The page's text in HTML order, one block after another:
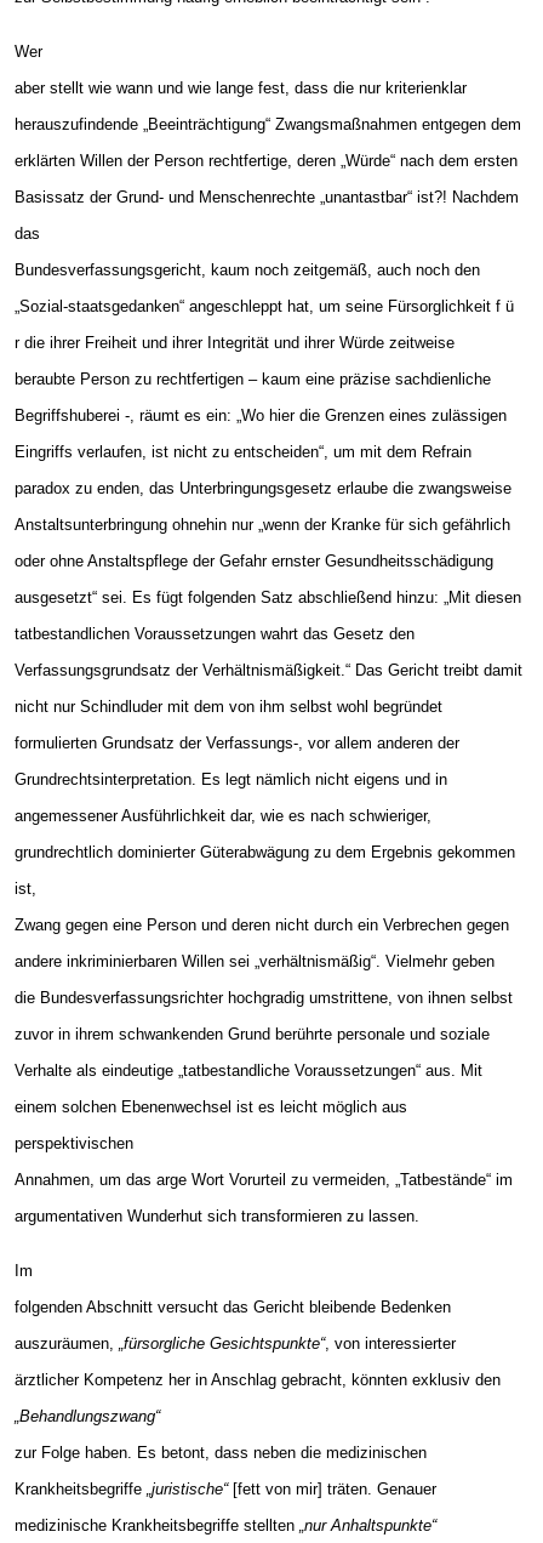
Wer
aber stellt wie wann und wie lange fest, dass die nur kriterienklar
herauszufindende „Beeinträchtigung“ Zwangsmaßnahmen entgegen dem
erklärten Willen der Person rechtfertige, deren „Würde“ nach dem ersten
Basissatz der Grund- und Menschenrechte „unantastbar“ ist?! Nachdem
das
Bundesverfassungsgericht, kaum noch zeitgemäß, auch noch den
„Sozial-staatsgedanken“ angeschleppt hat, um seine Fürsorglichkeit f ü
r die ihrer Freiheit und ihrer Integrität und ihrer Würde zeitweise
beraubte Person zu rechtfertigen – kaum eine präzise sachdienliche
Begriffshuberei -, räumt es ein: „Wo hier die Grenzen eines zulässigen
Eingriffs verlaufen, ist nicht zu entscheiden“, um mit dem Refrain
paradox zu enden, das Unterbringungsgesetz erlaube die zwangsweise
Anstaltsunterbringung ohnehin nur „wenn der Kranke für sich gefährlich
oder ohne Anstaltspflege der Gefahr ernster Gesundheitsschädigung
ausgesetzt“ sei. Es fügt folgenden Satz abschließend hinzu: „Mit diesen
tatbestandlichen Voraussetzungen wahrt das Gesetz den
Verfassungsgrundsatz der Verhältnismäßigkeit.“ Das Gericht treibt damit
nicht nur Schindluder mit dem von ihm selbst wohl begründet
formulierten Grundsatz der Verfassungs-, vor allem anderen der
Grundrechtsinterpretation. Es legt nämlich nicht eigens und in
angemessener Ausführlichkeit dar, wie es nach schwieriger,
grundrechtlich dominierter Güterabwägung zu dem Ergebnis gekommen
ist,
Zwang gegen eine Person und deren nicht durch ein Verbrechen gegen
andere inkriminierbaren Willen sei „verhältnismäßig“. Vielmehr geben
die Bundesverfassungsrichter hochgradig umstrittene, von ihnen selbst
zuvor in ihrem schwankenden Grund berührte personale und soziale
Verhalte als eindeutige „tatbestandliche Voraussetzungen“ aus. Mit
einem solchen Ebenenwechsel ist es leicht möglich aus
perspektivischen
Annahmen, um das arge Wort Vorurteil zu vermeiden, „Tatbestände“ im
argumentativen Wunderhut sich transformieren zu lassen.
Im
folgenden Abschnitt versucht das Gericht bleibende Bedenken
auszuräumen, „fürsorgliche Gesichtspunkte“, von interessierter
ärztlicher Kompetenz her in Anschlag gebracht, könnten exklusiv den
„Behandlungszwang“
zur Folge haben. Es betont, dass neben die medizinischen
Krankheitsbegriffe „juristische“ [fett von mir] träten. Genauer
medizinische Krankheitsbegriffe stellten „nur Anhaltspunkte“